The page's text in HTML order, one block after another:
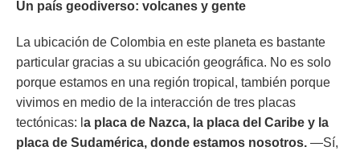
Un país geodiverso: volcanes y gente
La ubicación de Colombia en este planeta es bastante
particular gracias a su ubicación geográfica. No es solo
porque estamos en una región tropical, también porque
vivimos en medio de la interacción de tres placas
tectónicas: l a placa de Nazca, la placa del Caribe y la
placa de Sudamérica, donde estamos nosotros. —Sí,